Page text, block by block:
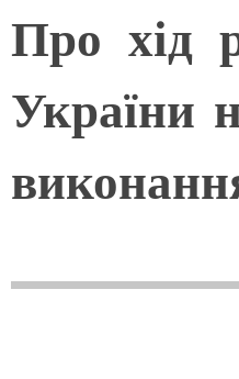
Про хід
України